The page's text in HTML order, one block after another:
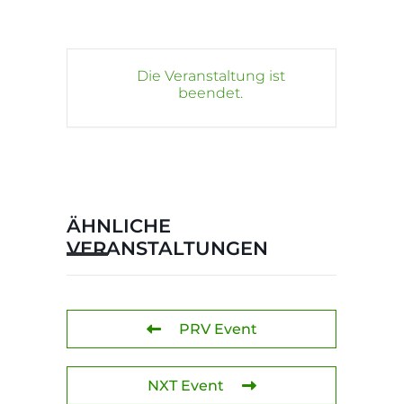
Die Veranstaltung ist
beendet.
ÄHNLICHE
VERANSTALTUNGEN
PRV Event
NXT Event